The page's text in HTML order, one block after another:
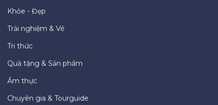
Khỏe - Đẹp
Trải nghiệm & Vé
Tri thức
Quà tặng & Sản phẩm
Ẩm thực
Chuyên gia & Tourguide